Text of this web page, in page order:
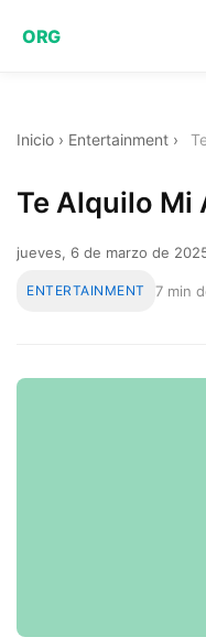
ORG
Inicio › Entertainment ›
Te Alquilo Mi
jueves, 6 de marzo de
ENTERTAINMENT 7 min